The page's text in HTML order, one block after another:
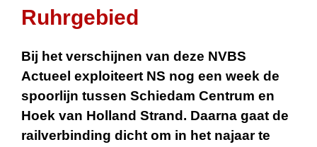
Ruhrgebied
Bij het verschijnen van deze NVBS
Actueel exploiteert NS nog een week de
spoorlijn tussen Schiedam Centrum en
Hoek van Holland Strand. Daarna gaat de
railverbinding dicht om in het najaar te